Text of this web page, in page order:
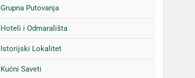
Grupna Putovanja
Hoteli i Odmarališta
Istorijski Lokalitet
Kućni Saveti